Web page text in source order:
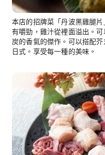
本店的招牌菜「丹波黑雞腿
有嚼勁，雞汁從裡面溢出。
炭的香氣的傑作。可以搭配
日式。享受每一種的美味。